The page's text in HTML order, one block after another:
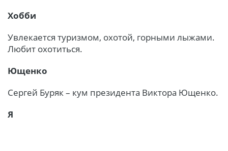
Хобби
Увлекается туризмом, охотой, горными лыжами.
Любит охотиться.
Ющенко
Сергей Буряк – кум президента Виктора Ющенко.
Я